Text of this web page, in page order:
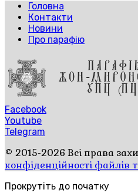
Головна
Контакти
Новини
Про парафію
Facebook
Youtube
Telegram
© 2015-2026 Всі права
конфіденційності файлів
Прокрутіть до початку